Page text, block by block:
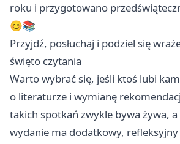
roku i przygotowano
😊📚
Przyjdź, posłuchaj i podziel się
święto czytania
Warto wybrać się, jeśli ktoś lubi
o literaturze i wymianę
takich spotkań zwykle bywa żywa,
wydanie ma dodatkowy,